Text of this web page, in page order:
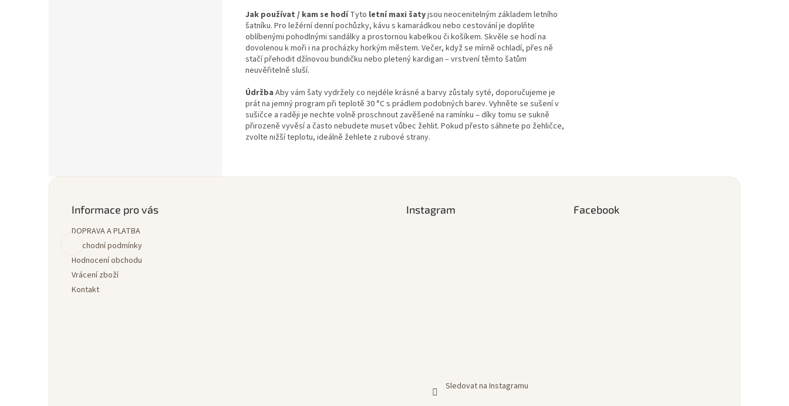
Jak používat / kam se hodíTyto letní maxi šatyjsou neocenitelným základem letního
šatníku. Pro ležérní denní pochůzky, kávu s kamarádkou nebo cestování je doplňte
oblíbenými pohodlnými sandálky a prostornou kabelkou či košíkem. Skvěle se hodí na
dovolenou k moři i na procházky horkým městem. Večer, když se mírně ochladí, přes ně
stačí přehodit džínovou bundičku nebo pletený kardigan – vrstvení těmto šatům
neuvěřitelně sluší.
Údržba Aby vám šaty vydržely co nejdéle krásné a barvy zůstaly syté, doporučujeme je
prát na jemný program při teplotě 30 °C s prádlem podobných barev. Vyhněte se sušení v
sušičce a raději je nechte volně proschnout zavěšené na ramínku – díky tomu se sukně
přirozeně vyvěsí a často nebudete muset vůbec žehlit. Pokud přesto sáhnete po žehličce,
zvolte nižší teplotu, ideálně žehlete z rubové strany.
Informace pro vás
DOPRAVA A PLATBA
Obchodní podmínky
Hodnocení obchodu
Vrácení zboží
Kontakt
Instagram
Sledovat na Instagramu
Facebook